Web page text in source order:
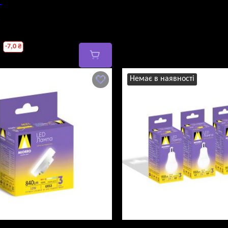
-7,0 ₴
Немає в наявності